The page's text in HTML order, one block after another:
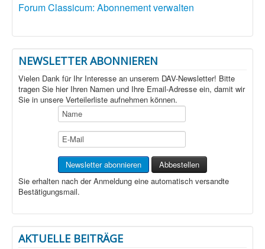
Forum Classicum: Abonnement verwalten
NEWSLETTER ABONNIEREN
Vielen Dank für Ihr Interesse an unserem DAV-Newsletter! Bitte
tragen Sie hier Ihren Namen und Ihre Email-Adresse ein, damit wir
Sie in unsere Verteilerliste aufnehmen können.
Sie erhalten nach der Anmeldung eine automatisch versandte
Bestätigungsmail.
AKTUELLE BEITRÄGE